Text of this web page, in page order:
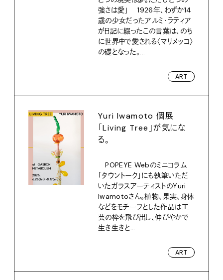
強さは愛」 1926年、わずか14
歳の少女だったアルミ・ラティア
が日記に綴ったこの言葉は、のち
に世界中で愛される〈マリメッコ〉
の礎となった。...
ART
Yuri Iwamoto 個展
「Living Tree」が気にな
る。
POPEYE Webのミニコラム
「タウントーク」にも執筆いただ
いたガラスアーティストのYuri
Iwamotoさん。植物、果実、身体
などをモチーフとした作品は工
芸の枠を飛び出し、伸びやかで
生き生きと...
ART